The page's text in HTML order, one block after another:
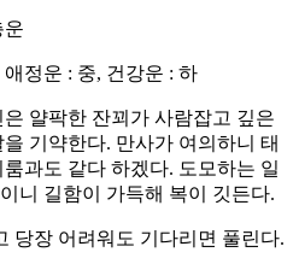
애정운 : 중, 건강운 : 하
얄팍한 잔꾀가 사람잡고 깊은
기약한다. 만사가 여의하니 태
과도 같다 하겠다. 도모하는 일
니 길함이 가득해 복이 깃든다.
당장 어려워도 기다리면 풀린다.